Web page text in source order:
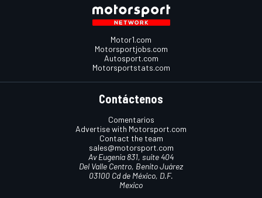
Motor1.com
Motorsportjobs.com
Autosport.com
Motorsportstats.com
Contáctenos
Comentarios
Advertise with Motorsport.com
Contact the team
sales@motorsport.com
Av Eugenia 831, suite 404
Del Valle Centro, Benito Juárez
03100 Cd de México, D.F.
Mexico